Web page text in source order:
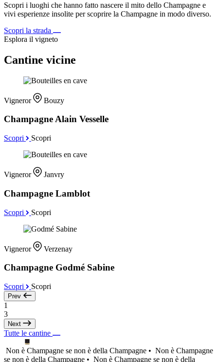
Scopri i luoghi che hanno fatto nascere il mito dello Champagne e
vivi esperienze insolite per scoprire la Champagne in modo diverso.
Scopri la strada
Esplora il vigneto
Cantine vicine
Vigneror Bouzy
Champagne Alain Vesselle
Scopri Scopri
Vigneror Janvry
Champagne Lamblot
Scopri Scopri
Vigneror Verzenay
Champagne Godmé Sabine
Scopri Scopri
Prev
1
3
Next
Tutte le cantine
Non è Champagne se non è della Champagne • Non è Champagne
se non è della Champagne • Non è Champagne se non è della